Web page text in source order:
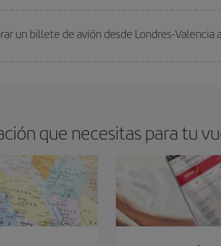
un billete de avión desde Londres-Valencia
que necesitas para tu